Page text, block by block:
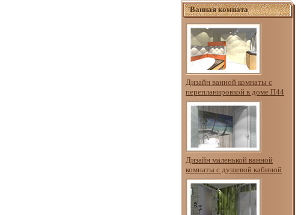
Ванная комната
Дизайн ванной комнаты с
перепланировкой в доме П44
Дизайн маленькой ванной
комнаты с душевой кабиной